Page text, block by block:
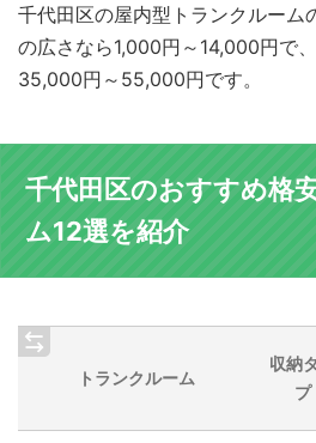
千代田区の屋内型トランクルーム
の広さなら1,000円～14,000円で
35,000円～55,000円です。
千代田区のおすすめ格
ム12選を紹介
トランクルーム
収納
プ